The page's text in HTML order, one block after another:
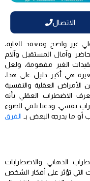
الاتصال
غير واضح ومعقد للغاية،
وآمال المستقبل وآلام
الغير مفهومة، ولعل
هي أكبر دليل على هذا،
العقلية والنفسية
الاضطراب العقلي بأنه
نفسي، ودعنا نلقي الضوء
ما يدرجه البعض بـ الفرق
الذهاني والاضطرابات
التي تؤثر على أفكار الشخص